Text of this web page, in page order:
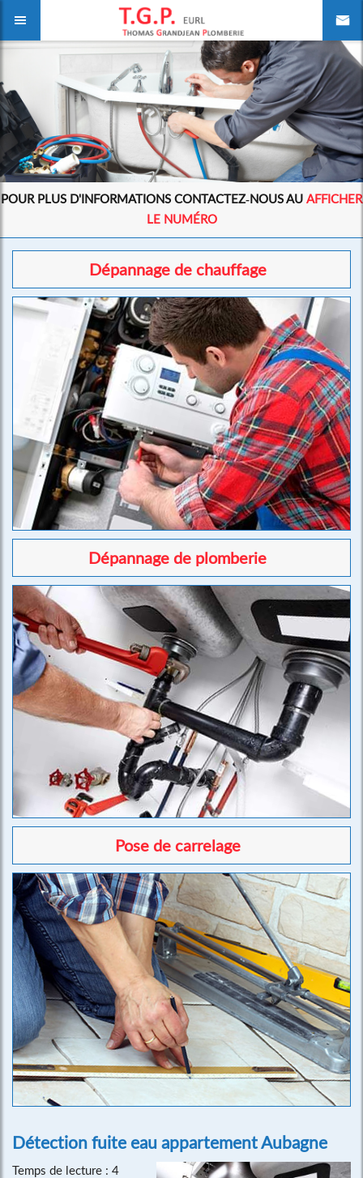
POUR PLUS D'INFORMATIONS CONTACTEZ-NOUS AU AFFICHER
LE NUMÉRO
Dépannage de chauffage
Dépannage de plomberie
Pose de carrelage
Détection fuite eau appartement Aubagne
Temps de lecture : 4